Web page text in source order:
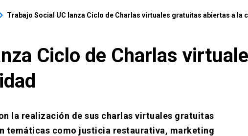
Trabajo Social UC lanza Ciclo de Charlas virtuales gratuitas abiertas a la
Ciclo de Charlas
la realización de sus charlas virtuales gratuitas
temáticas como justicia restaurativa, marketing